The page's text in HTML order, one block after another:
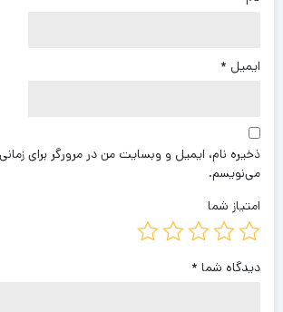
ایمیل *
ذخیره نام، ایمیل و وبسایت من در مرورگر برای
می‌نویسم.
امتیاز شما
دیدگاه شما *